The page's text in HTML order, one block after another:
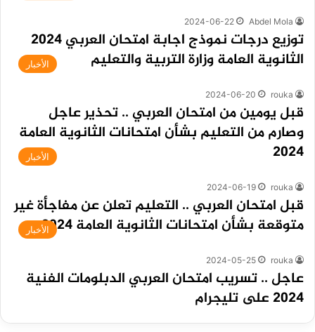
Abdel Mola
2024-06-22
توزيع درجات نموذج اجابة امتحان العربي 2024
الثانوية العامة وزارة التربية والتعليم
الأخبار
rouka
2024-06-20
قبل يومين من امتحان العربي .. تحذير عاجل
وصارم من التعليم بشأن امتحانات الثانوية العامة
2024
الأخبار
rouka
2024-06-19
قبل امتحان العربي .. التعليم تعلن عن مفاجأة غير
متوقعة بشأن امتحانات الثانوية العامة 2024
الأخبار
rouka
2024-05-25
عاجل .. تسريب امتحان العربي الدبلومات الفنية
2024 على تليجرام